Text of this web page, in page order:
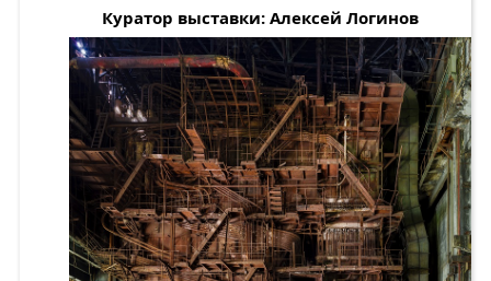
Куратор выставки: Алексей Логинов